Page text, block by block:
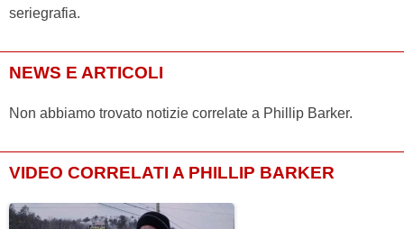
seriegrafia.
NEWS E ARTICOLI
Non abbiamo trovato notizie correlate a Phillip Barker.
VIDEO CORRELATI A PHILLIP BARKER